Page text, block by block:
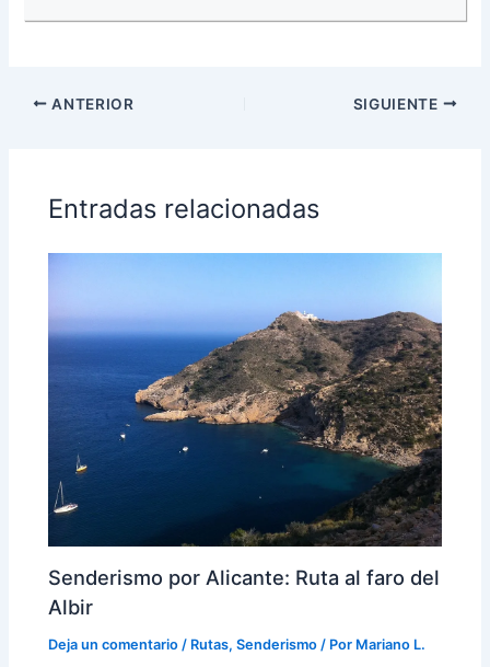
ANTERIOR SIGUIENTE
Entradas relacionadas
Senderismo por Alicante: Ruta al faro del
Albir
Deja un comentario / Rutas,Senderismo / Por Mariano L.